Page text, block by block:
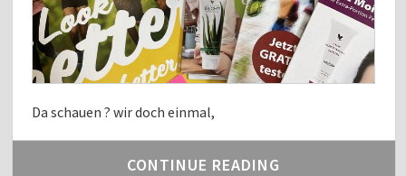
Da schauen ? wir doch einmal,
CONTINUE READING